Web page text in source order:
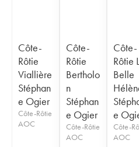
Côte-
Rôtie
Viallière
Stéphan
e Ogier
Côte-Rôtie
AOC
Côte-
Rôtie
Bertholo
n
Stéphan
e Ogier
Côte-Rôtie
AOC
Côte-
Rôtie
Belle
e
Côte-
AOC